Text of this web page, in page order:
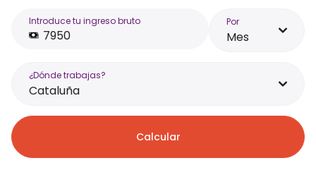
Introduce tu ingreso bruto Por
Mes
¿Dónde trabajas?
Cataluña
Calcular